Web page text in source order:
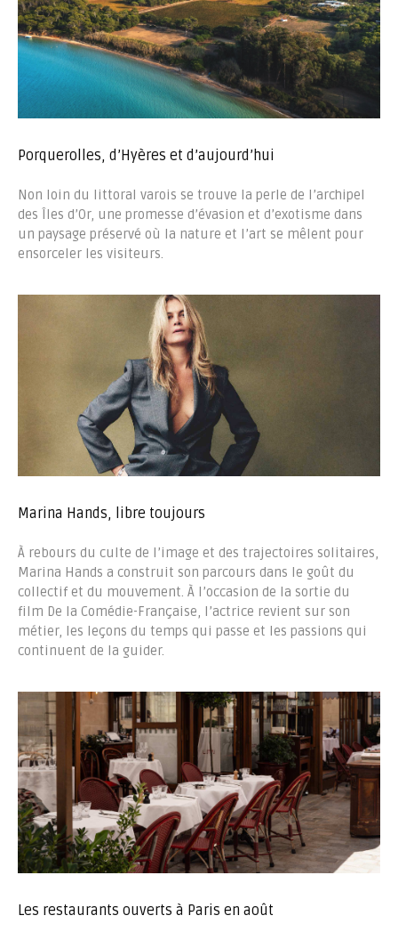
Porquerolles, d’Hyères et d’aujourd’hui
Non loin du littoral varois se trouve la perle de l’archipel
des Îles d’Or, une promesse d’évasion et d’exotisme dans
un paysage préservé où la nature et l’art se mêlent pour
ensorceler les visiteurs.
Marina Hands, libre toujours
À rebours du culte de l’image et des trajectoires solitaires,
Marina Hands a construit son parcours dans le goût du
collectif et du mouvement. À l’occasion de la sortie du
film De la Comédie-Française, l’actrice revient sur son
métier, les leçons du temps qui passe et les passions qui
continuent de la guider.
Les restaurants ouverts à Paris en août